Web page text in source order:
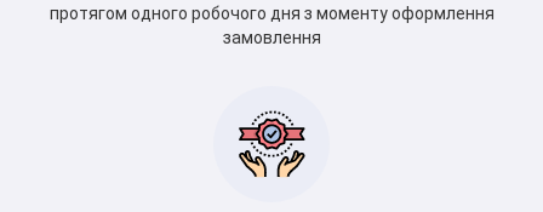
протягом одного робочого дня з моменту оформлення
замовлення